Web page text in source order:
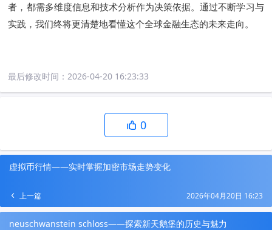
者，都需多维度信息和技术分析作为决策依据。通过不断学习与
实践，我们终将更清楚地看懂这个全球金融生态的未来走向。
最后修改时间：2026-04-20 16:23:33
0
虚拟币行情——实时掌握加密市场走势变化
上一篇 2026年04月20日 16:23
neuschwanstein schloss——探索新天鹅堡的历史与魅力